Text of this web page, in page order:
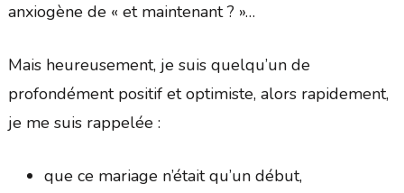
anxiogène de « et maintenant ? »…
Mais heureusement, je suis quelqu’un de
profondément positif et optimiste, alors rapidement,
je me suis rappelée :
que ce mariage n’était qu’un début,